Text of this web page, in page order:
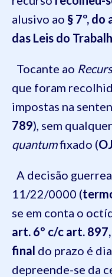
alusivo ao § 7º,
das Leis do
Tocante ao
que foram
impostas na
789), sem
quantumfixado (
A decisão
11/22/0000 (
se em conta o
art. 6º c/c art. 897,
final do prazo é
depreende-se da